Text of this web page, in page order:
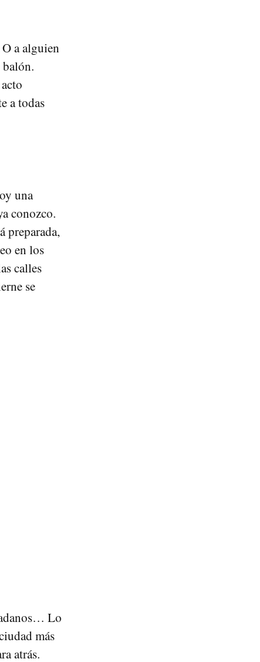
a alguien
a todas
una
conozco.
preparada,
en los
calles
se
Lo
más
atrás.